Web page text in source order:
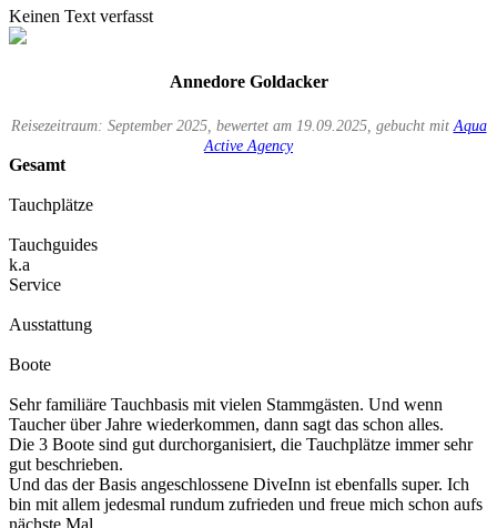
Keinen Text verfasst
Annedore Goldacker
Reisezeitraum: September 2025, bewertet am 19.09.2025, gebucht mitAqua
Active Agency
Gesamt
Tauchplätze
Tauchguides
k.a
Service
Ausstattung
Boote
Sehr familiäre Tauchbasis mit vielen Stammgästen. Und wenn
Taucher über Jahre wiederkommen, dann sagt das schon alles.
Die 3 Boote sind gut durchorganisiert, die Tauchplätze immer sehr
gut beschrieben.
Und das der Basis angeschlossene DiveInn ist ebenfalls super. Ich
bin mit allem jedesmal rundum zufrieden und freue mich schon aufs